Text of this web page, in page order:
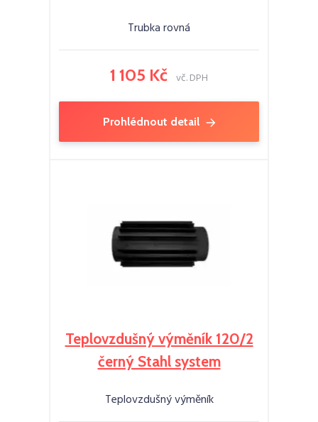
Trubka rovná
1 105 Kč vč. DPH
Prohlédnout detail
Teplovzdušný výměník 120/2
černý Stahl system
Teplovzdušný výměník